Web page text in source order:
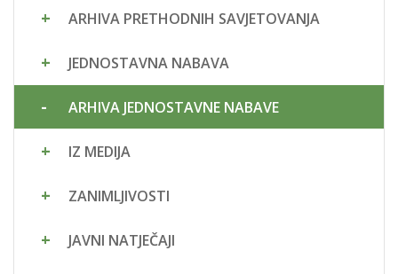
ARHIVA PRETHODNIH SAVJETOVANJA
JEDNOSTAVNA NABAVA
ARHIVA JEDNOSTAVNE NABAVE
IZ MEDIJA
ZANIMLJIVOSTI
JAVNI NATJEČAJI